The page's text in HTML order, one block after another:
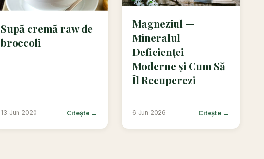
Supă cremă raw de
broccoli
13 Jun 2020 Citește →
Magneziul —
Mineralul
Deficienței
Moderne și Cum Să
Îl Recuperezi
6 Jun 2026 Citește →